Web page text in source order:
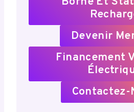
Devenir
Financement
Contactez-